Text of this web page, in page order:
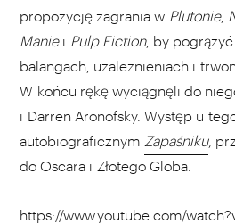
propozycję zagrania w Plutonie,
Maniei Pulp Fiction, by
balangach, uzależnieniach i
W końcu rękę wyciągnęli do
i Darren Aronofsky. Występ u
autobiograficznym Zapaśniku,
do Oscara i Złotego Globa.
https://www.youtube.com/